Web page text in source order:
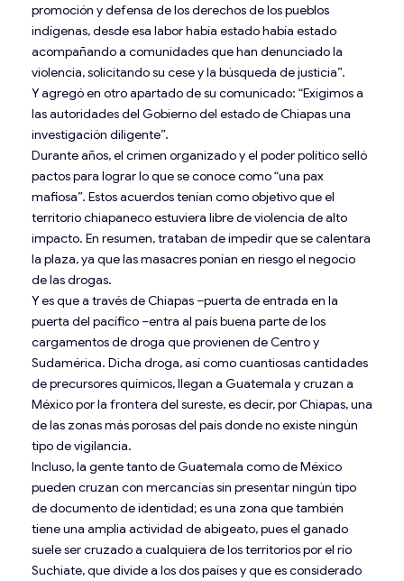
promoción y defensa de los derechos de los pueblos
indígenas, desde esa labor había estado había estado
acompañando a comunidades que han denunciado la
violencia, solicitando su cese y la búsqueda de justicia”.
Y agregó en otro apartado de su comunicado: “Exigimos a
las autoridades del Gobierno del estado de Chiapas una
investigación diligente”.
Durante años, el crimen organizado y el poder político selló
pactos para lograr lo que se conoce como “una pax
mafiosa”. Estos acuerdos tenían como objetivo que el
territorio chiapaneco estuviera libre de violencia de alto
impacto. En resumen, trataban de impedir que se calentara
la plaza, ya que las masacres ponían en riesgo el negocio
de las drogas.
Y es que a través de Chiapas –puerta de entrada en la
puerta del pacífico –entra al país buena parte de los
cargamentos de droga que provienen de Centro y
Sudamérica. Dicha droga, así como cuantiosas cantidades
de precursores químicos, llegan a Guatemala y cruzan a
México por la frontera del sureste, es decir, por Chiapas, una
de las zonas más porosas del país donde no existe ningún
tipo de vigilancia.
Incluso, la gente tanto de Guatemala como de México
pueden cruzan con mercancías sin presentar ningún tipo
de documento de identidad; es una zona que también
tiene una amplia actividad de abigeato, pues el ganado
suele ser cruzado a cualquiera de los territorios por el río
Suchiate, que divide a los dos países y que es considerado